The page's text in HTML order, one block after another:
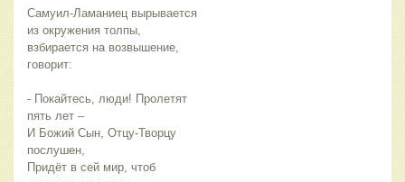
Самуил-Ламаниец вырывается
из окружения толпы,
взбирается на возвышение,
говорит:
- Покайтесь, люди! Пролетят
пять лет –
И Божий Сын, Отцу-Творцу
послушен,
Придёт в сей мир, чтоб